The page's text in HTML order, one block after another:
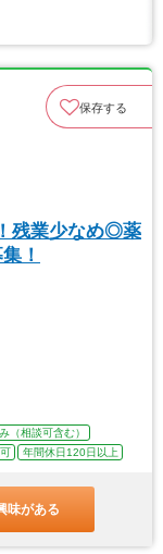
保存する
残業少なめ◎薬
！
（相談可含む）
年間休日120日以上
味がある